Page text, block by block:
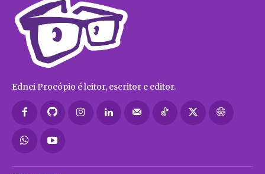
Ednei Procópio é leitor, escritor e editor.